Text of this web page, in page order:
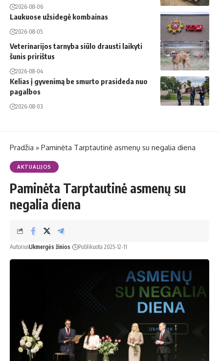
2026-08-06
Laukuose užsidegė kombainas
2026-08-05
Veterinarijos tarnyba siūlo drausti laikyti
šunis pririštus
2026-08-04
Kelias į gyvenimą be smurto prasideda nuo
pagalbos
2026-08-03
Pradžia » Paminėta Tarptautinė asmenų su negalia diena
AKTUALIJOS
Paminėta Tarptautinė asmenų su
negalia diena
AutoriusUkmergės žinios Publikuota 2025-12-11